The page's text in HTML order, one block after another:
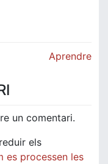
Aprendre
un comentari.
els
es processen les